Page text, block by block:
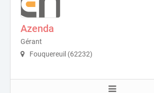
Azenda
Gérant
Fouquereuil (62232)